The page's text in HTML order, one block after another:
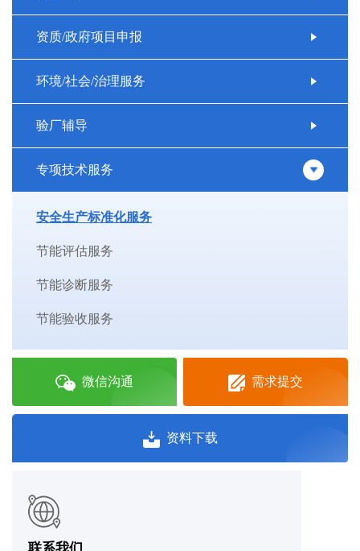
资质/政府项目申报
环境/社会/治理服务
验厂辅导
专项技术服务
安全生产标准化服务
节能评估服务
节能诊断服务
节能验收服务
微信沟通 需求提交
资料下载